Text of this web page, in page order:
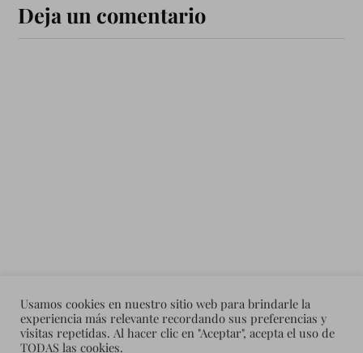
Deja un comentario
Usamos cookies en nuestro sitio web para brindarle la
experiencia más relevante recordando sus preferencias y
visitas repetidas. Al hacer clic en "Aceptar", acepta el uso de
TODAS las cookies.